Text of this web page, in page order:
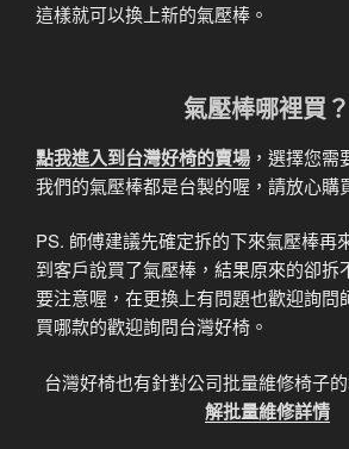
這樣就可以換上新的氣壓棒。
氣壓棒哪裡買？
點我進入到台灣好椅的賣場 ，選擇您需
我們的氣壓棒都是台製的喔，請放心購
PS. 師傅建議先確定拆的下來氣壓棒再
到客戶說買了氣壓棒，結果原來的卻拆
要注意喔，在更換上有問題也歡迎詢問
買哪款的歡迎詢問台灣好椅。
台灣好椅也有針對公司批量維修椅子的
解批量維修詳情